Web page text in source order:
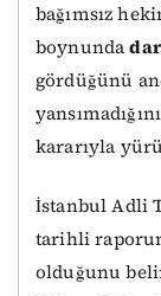
bağımsız
boynunda
gördüğünü
kararıyla
İstanbul Adli
tarihli
olduğunu